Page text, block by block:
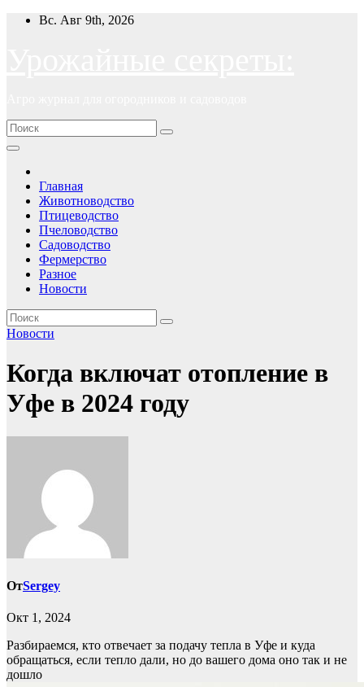
ПерейтиВс. Авг 9th, 2026
Главная
Животноводство
Птицеводство
Пчеловодство
Садоводство
Фермерство
Разное
Новости
Новости
Когда включат отопление в
Уфе в 2024 году
ОтSergey
Окт 1, 2024
Разбираемся, кто отвечает за подачу тепла в Уфе и куда
обращаться, если тепло дали, но до вашего дома оно так и не
дошло